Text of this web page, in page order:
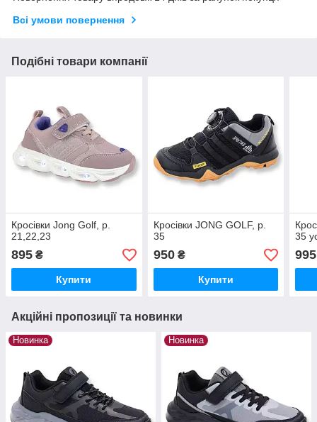
Всі умови повернення
Подібні товари компанії
Кросівки Jong Golf, р.
21,22,23
895 ₴
Купити
Кросівки JONG GOLF, р.
35
950₴
Купити
35
995
Акційні пропозиції та новинки
Новинка Новинка